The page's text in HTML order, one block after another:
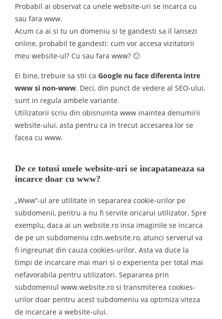
Probabil ai observat ca unele website-uri se incarca cu
sau fara www.
Acum ca ai si tu un domeniu si te gandesti sa il lansezi
online, probabil te gandesti: cum vor accesa vizitatorii
meu website-ul? Cu sau fara www? 🙂
Ei bine, trebuie sa stii ca Google nu face diferenta intre
www si non-www. Deci, din punct de vedere al SEO-ului,
sunt in regula ambele variante.
Utilizatorii scriu din obisnuinta www inaintea denumirii
website-ului, asta pentru ca in trecut accesarea lor se
facea cu www.
De ce totusi unele website-uri se incapataneaza sa
incarce doar cu www?
„Www”-ul are utilitate in separarea cookie-urilor pe
subdomenii, pentru a nu fi servite oricarui utilizator. Spre
exemplu, daca ai un website.ro insa imaginile se incarca
de pe un subdomeniu cdn.website.ro, atunci serverul va
fi ingreunat din cauza cookies-urilor. Asta va duce la
timpi de incarcare mai mari si o experienta per total mai
nefavorabila pentru utilizatori. Separarea prin
subdomeniul www.website.ro si transmiterea cookies-
urilor doar pentru acest subdomeniu va optimiza viteza
de incarcare a website-ului.